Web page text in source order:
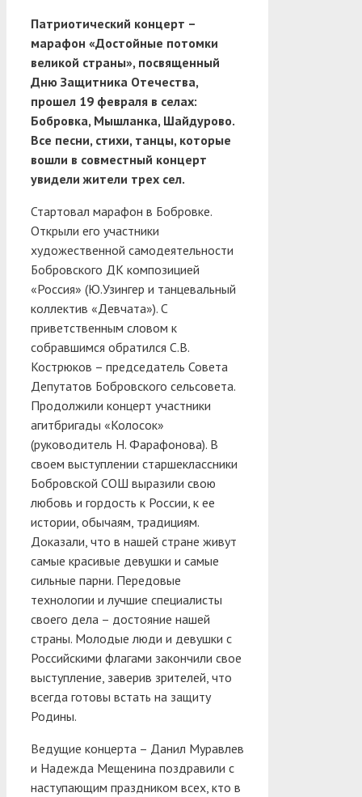
Патриотический концерт –
марафон «Достойные потомки
великой страны», посвященный
Дню Защитника Отечества,
прошел 19 февраля в селах:
Бобровка, Мышланка, Шайдурово.
Все песни, стихи, танцы, которые
вошли в совместный концерт
увидели жители трех сел.
Стартовал марафон в Бобровке.
Открыли его участники
художественной самодеятельности
Бобровского ДК композицией
«Россия» (Ю.Узингер и танцевальный
коллектив «Девчата»). С
приветственным словом к
собравшимся обратился С.В.
Кострюков – председатель Совета
Депутатов Бобровского сельсовета.
Продолжили концерт участники
агитбригады «Колосок»
(руководитель Н. Фарафонова). В
своем выступлении старшеклассники
Бобровской СОШ выразили свою
любовь и гордость к России, к ее
истории, обычаям, традициям.
Доказали, что в нашей стране живут
самые красивые девушки и самые
сильные парни. Передовые
технологии и лучшие специалисты
своего дела – достояние нашей
страны. Молодые люди и девушки с
Российскими флагами закончили свое
выступление, заверив зрителей, что
всегда готовы встать на защиту
Родины.
Ведущие концерта – Данил Муравлев
и Надежда Мещенина поздравили с
наступающим праздником всех, кто в